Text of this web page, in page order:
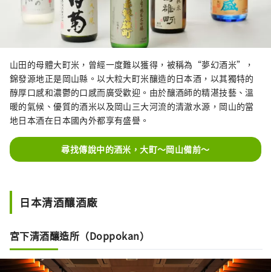
山田的母體大町米，曾經一度難以獲得，被稱為“夢幻酒米”，
錦發源地正是岡山縣。以大粒大町米釀造的日本酒，以其獨特的
醇厚口感和濃鬱的口感而廣受歡迎。由於釀酒師的精湛技藝、溫
暖的氣候、優質的酒米以及岡山三大河流的清澈水源，岡山的當
地日本酒在日本國內外都享有盛譽。
尋找傳說中的酒米，大町～岡山備前～
日本清酒釀酒廠
宮下清酒釀造所（Doppokan）